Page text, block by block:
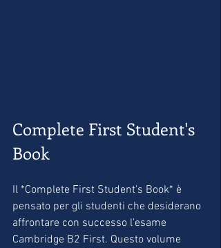
Complete First Student's
Book
Il *Complete First Student's Book* è
pensato per gli studenti che desiderano
affrontare con successo l’esame
Cambridge B2 First. Questo volume